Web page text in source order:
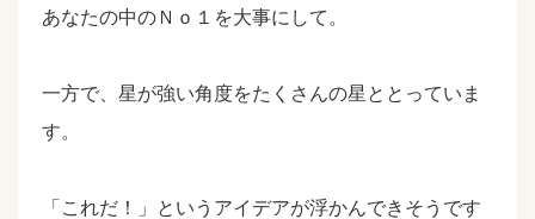
あなたの中のＮｏ１を大事にして。
一方で、星が強い角度をたくさんの星ととっていま
す。
「これだ！」というアイデアが浮かんできそうです